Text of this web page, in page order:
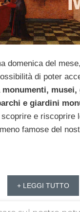
domenica del
di poter
monumenti, musei,
e giardini
scoprire e riscoprire
famose del
+ LEGGI TUTTO